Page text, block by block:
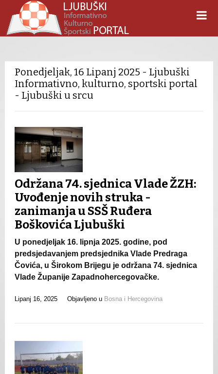
Ponedjeljak, 16 Lipanj 2025 - Ljubuški
Informativno, kulturno, sportski portal
- Ljubuški u srcu
Održana 74. sjednica Vlade ŽZH:
Uvođenje novih struka -
zanimanja u SSŠ Ruđera
Boškovića Ljubuški
U ponedjeljak 16. lipnja 2025. godine, pod
predsjedavanjem predsjednika Vlade Predraga
Čovića, u Širokom Brijegu je održana 74. sjednica
Vlade Županije Zapadnohercegovačke.
Lipanj 16, 2025 Objavljeno u Bosna i Hercegovina